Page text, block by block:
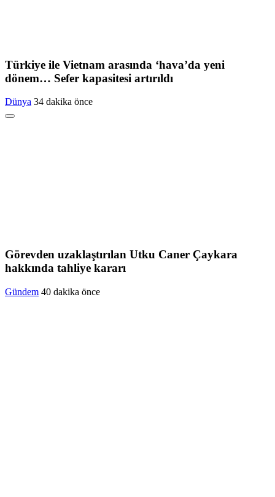
Türkiye ile Vietnam arasında ‘hava’da yeni
dönem… Sefer kapasitesi artırıldı
Dünya 34 dakika önce
Görevden uzaklaştırılan Utku Caner Çaykara
hakkında tahliye kararı
Gündem 40 dakika önce